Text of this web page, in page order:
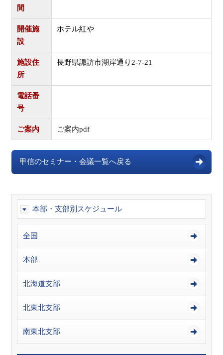
間
開催施
設
ホテル紅や
施設住
所
長野県諏訪市湖岸通り2-7-21
電話番
号
ご案内 ご案内pdf
甲信のセミナー・会議一覧へ戻る
本部・支部別スケジュール
全国
本部
北海道支部
北東北支部
南東北支部